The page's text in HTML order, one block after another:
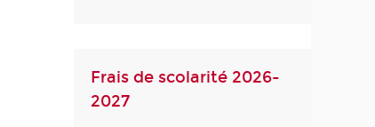
Frais de scolarité 2026-
2027